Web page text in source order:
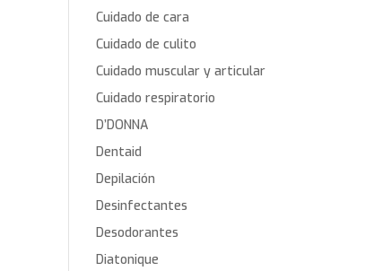
Cuidado de cara
Cuidado de culito
Cuidado muscular y articular
Cuidado respiratorio
D’DONNA
Dentaid
Depilación
Desinfectantes
Desodorantes
Diatonique